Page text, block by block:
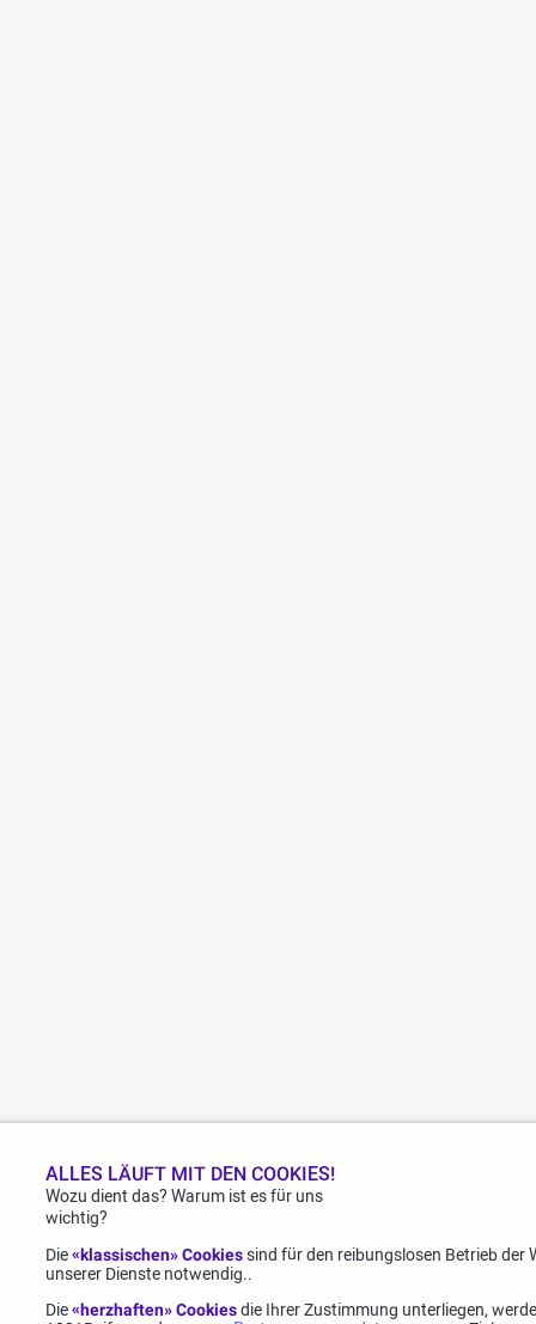
ALLES LÄUFT MIT DEN COOKIES!
Wozu dient das? Warum ist es für uns
wichtig?
Die«klassischen» Cookiessind für den reibungslosen Betrieb der
unserer Dienste notwendig..
Die«herzhaften» Cookiesdie Ihrer Zustimmung unterliegen,